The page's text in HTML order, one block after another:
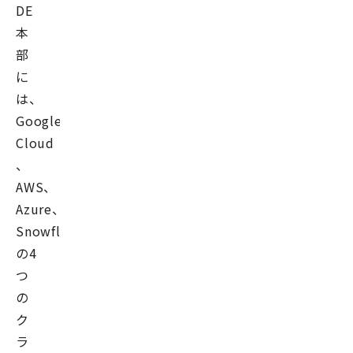
DE
本
部
に
は、
Google
Cloud
、
AWS、
Azure、
Snowflake
の4
つ
の
ク
ラ